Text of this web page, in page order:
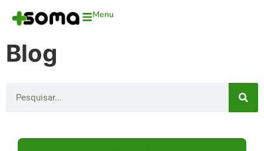
Menu
Blog